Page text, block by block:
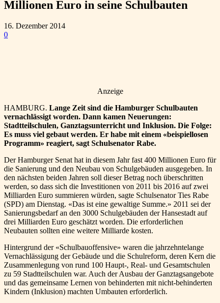
Millionen Euro in seine Schulbauten
16. Dezember 2014
0
Anzeige
HAMBURG. Lange Zeit sind die Hamburger Schulbauten
vernachlässigt worden. Dann kamen Neuerungen:
Stadtteilschulen, Ganztagsunterricht und Inklusion. Die Folge:
Es muss viel gebaut werden. Er habe mit einem «beispiellosen
Programm» reagiert, sagt Schulsenator Rabe.
Der Hamburger Senat hat in diesem Jahr fast 400 Millionen Euro für
die Sanierung und den Neubau von Schulgebäuden ausgegeben. In
den nächsten beiden Jahren soll dieser Betrag noch überschritten
werden, so dass sich die Investitionen von 2011 bis 2016 auf zwei
Milliarden Euro summieren würden, sagte Schulsenator Ties Rabe
(SPD) am Dienstag. «Das ist eine gewaltige Summe.» 2011 sei der
Sanierungsbedarf an den 3000 Schulgebäuden der Hansestadt auf
drei Milliarden Euro geschätzt worden. Die erforderlichen
Neubauten sollten eine weitere Milliarde kosten.
Hintergrund der «Schulbauoffensive» waren die jahrzehntelange
Vernachlässigung der Gebäude und die Schulreform, deren Kern die
Zusammenlegung von rund 100 Haupt-, Real- und Gesamtschulen
zu 59 Stadtteilschulen war. Auch der Ausbau der Ganztagsangebote
und das gemeinsame Lernen von behinderten mit nicht-behinderten
Kindern (Inklusion) machten Umbauten erforderlich.